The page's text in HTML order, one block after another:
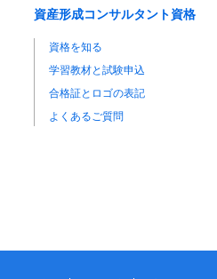
資産形成コンサルタント資格
資格を知る
学習教材と試験申込
合格証とロゴの表記
よくあるご質問